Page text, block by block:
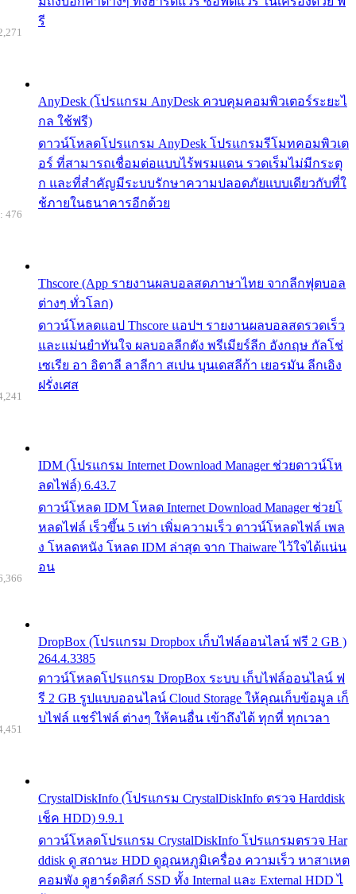
รี
AnyDesk (โปรแกรม AnyDesk ควบคุมคอมพิวเตอร์ระยะไ
กล ใช้ฟรี)
ดาวน์โหลดโปรแกรม AnyDesk โปรแกรมรีโมทคอมพิวเต
อร์ ที่สามารถเชื่อมต่อแบบไร้พรมแดน รวดเร็มไม่มีกระตุ
ก และที่สำคัญมีระบบรักษาความปลอดภัยแบบเดียวกับที่ใ
ช้ภายในธนาคารอีกด้วย
Thscore (App รายงานผลบอลสดภาษาไทย จากลีกฟุตบอล
ต่างๆ ทั่วโลก)
ดาวน์โหลดแอป Thscore แอปฯ รายงานผลบอลสดรวดเร็ว
และแม่นยำทันใจ ผลบอลลีกดัง พรีเมียร์ลีก อังกฤษ กัลโช่
เซเรีย อา อิตาลี ลาลีกา สเปน บุนเดสลีก้า เยอรมัน ลีกเอิง
ฝรั่งเศส
476
IDM (โปรแกรม Internet Download Manager ช่วยดาวน์โห
ลดไฟล์) 6.43.7
ดาวน์โหลด IDM โหลด Internet Download Manager ช่วยโ
หลดไฟล์ เร็วขึ้น 5 เท่า เพิ่มความเร็ว ดาวน์โหลดไฟล์ เพล
ง โหลดหนัง โหลด IDM ล่าสุด จาก Thaiware ไว้ใจได้แน่น
อน
DropBox (โปรแกรม Dropbox เก็บไฟล์ออนไลน์ ฟรี 2 GB )
264.4.3385
ดาวน์โหลดโปรแกรม DropBox ระบบ เก็บไฟล์ออนไลน์ ฟ
รี 2 GB รูปแบบออนไลน์ Cloud Storage ให้คุณเก็บข้อมูล เก็
บไฟล์ แชร์ไฟล์ ต่างๆ ให้คนอื่น เข้าถึงได้ ทุกที่ ทุกเวลา
CrystalDiskInfo (โปรแกรม CrystalDiskInfo ตรวจ Harddisk
เช็ค HDD) 9.9.1
ดาวน์โหลดโปรแกรม CrystalDiskInfo โปรแกรมตรวจ Har
ddisk ดู สถานะ HDD ดูอุณหภูมิเครื่อง ความเร็ว หาสาเหต
คอมพัง ดูฮาร์ดดิสก์ SSD ทั้ง Internal และ External HDD ไ